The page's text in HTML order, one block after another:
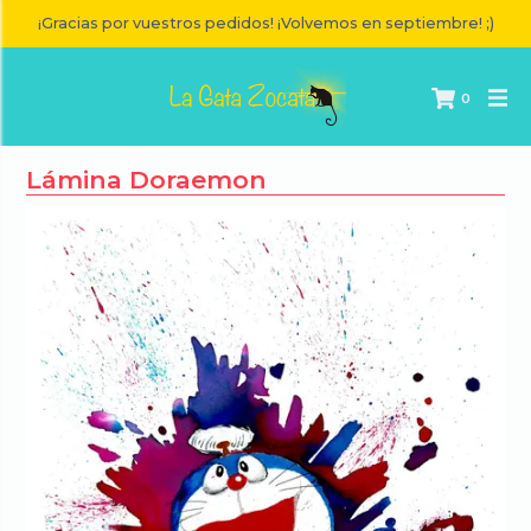
¡Gracias por vuestros pedidos! ¡Volvemos en septiembre! ;)
0
Lámina Doraemon